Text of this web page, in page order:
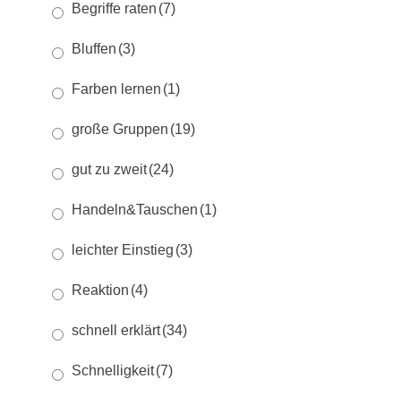
Begriffe raten (7)
Bluffen (3)
Farben lernen (1)
große Gruppen (19)
gut zu zweit(24)
Handeln&Tauschen (1)
leichter Einstieg (3)
Reaktion (4)
schnell erklärt(34)
Schnelligkeit(7)